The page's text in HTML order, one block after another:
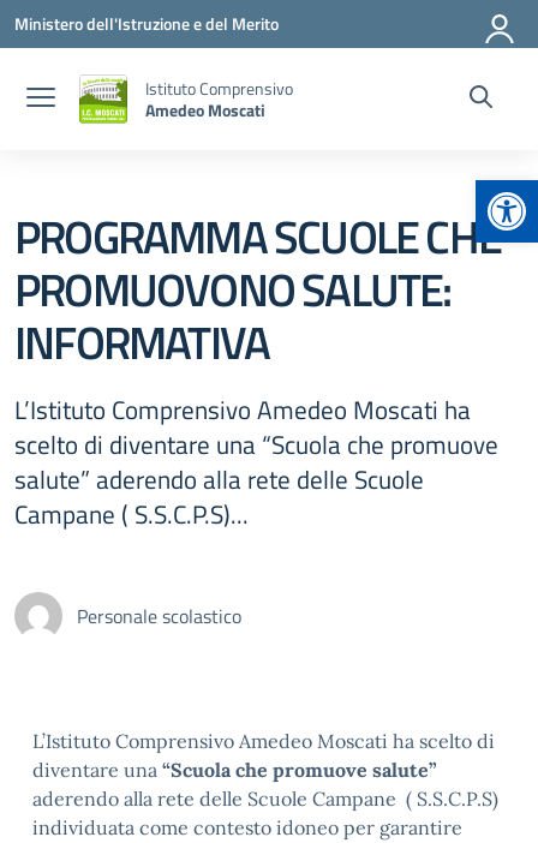
Vai ai contenuti
Vai al menu di navigazione
Vai al footer
Ministero dell'Istruzione e del Merito
Istituto Comprensivo
Amedeo Moscati
PROGRAMMA SCUOLE CHE
PROMUOVONO SALUTE:
INFORMATIVA
L’Istituto Comprensivo Amedeo Moscati ha
scelto di diventare una “Scuola che promuove
salute” aderendo alla rete delle Scuole
Campane ( S.S.C.P.S)...
Personale scolastico
L’Istituto Comprensivo Amedeo Moscati ha scelto di
diventare una “Scuola che promuove salute”
aderendo alla rete delle Scuole Campane ( S.S.C.P.S)
individuata come contesto idoneo per garantire